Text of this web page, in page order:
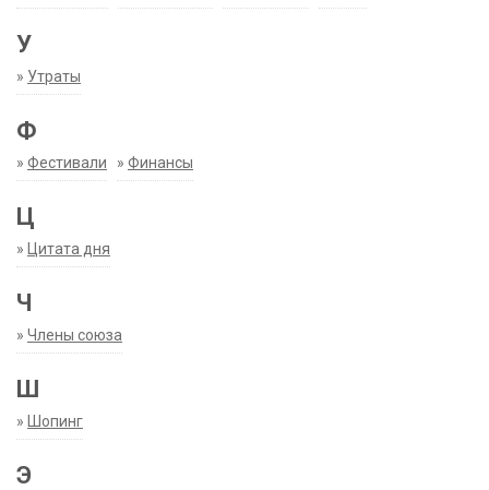
У
» Утраты
Ф
» Фестивали » Финансы
Ц
» Цитата дня
Ч
» Члены союза
Ш
» Шопинг
Э